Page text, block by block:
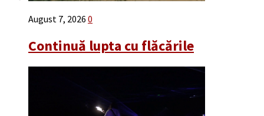
August 7, 2026 0
Continuă lupta cu flăcările